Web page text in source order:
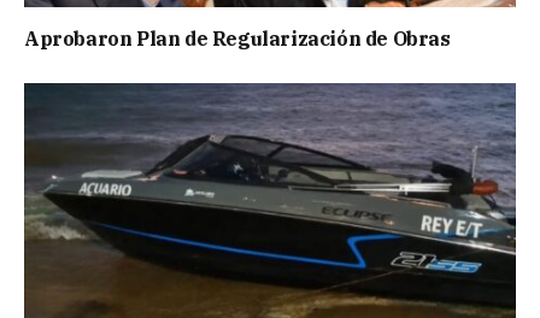
Aprobaron Plan de Regularización de Obras